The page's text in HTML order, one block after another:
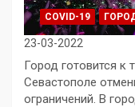
COVID-19
23-03-2022
Город готовится к
Севастополе
ограничений. В